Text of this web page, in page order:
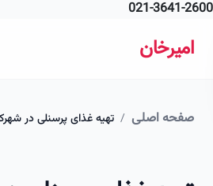
021-
اصلی / تهیه غذای پرسنلی در شهرک حصار